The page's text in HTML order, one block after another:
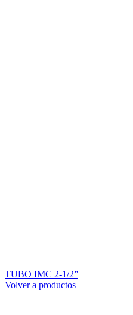
TUBO IMC 2-1/2”
Volver a productos